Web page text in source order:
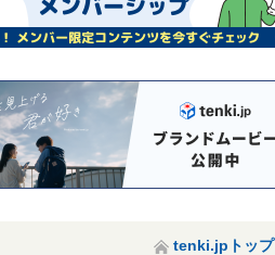
tenki.jpトップ